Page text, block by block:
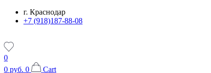
Перейтиг. Краснодар
+7 (918)187-88-08
0
0 руб. 0 Cart